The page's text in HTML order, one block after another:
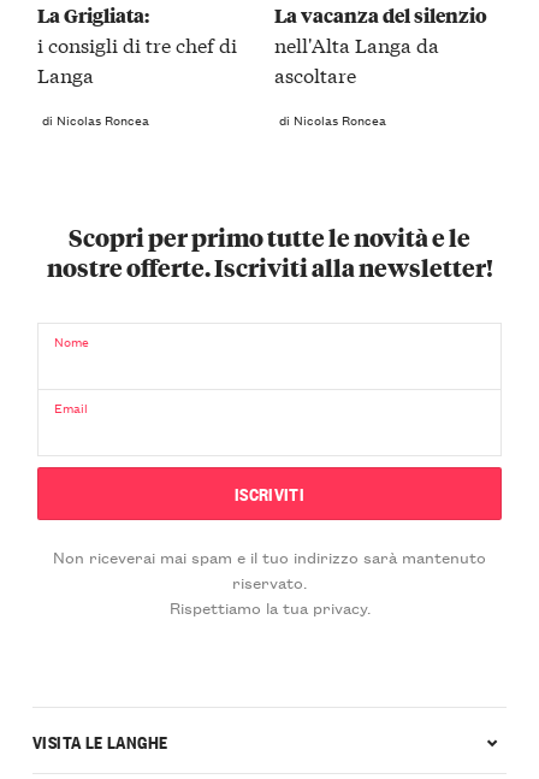
La Grigliata:
i consigli di tre chef di
Langa
di Nicolas Roncea
La vacanza del silenzio
nell'Alta Langa da
ascoltare
di Nicolas Roncea
Scopri per primo tutte le novità e le
nostre offerte. Iscriviti alla newsletter!
Nome
Email
Non riceverai mai spam e il tuo indirizzo sarà mantenuto
riservato.
Rispettiamo la tua privacy.
VISITA LE LANGHE